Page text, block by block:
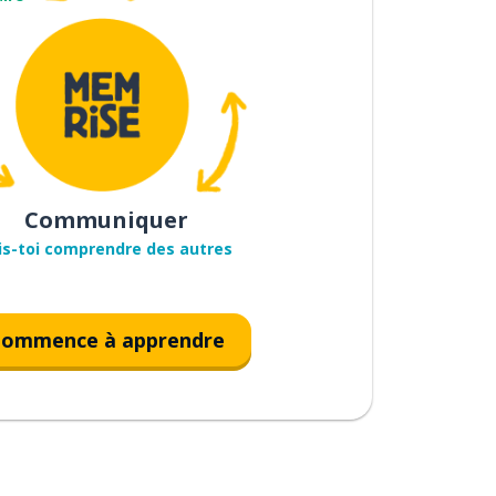
Communiquer
toi comprendre des autres
à apprendre